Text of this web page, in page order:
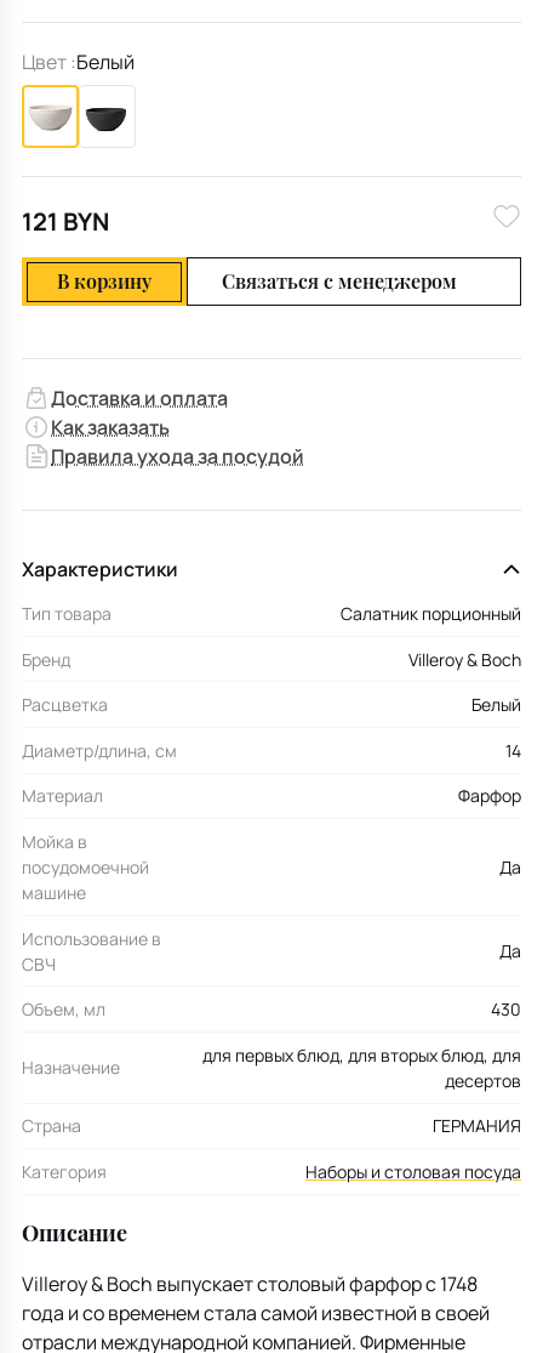
Цвет :Белый
121 BYN
В корзину Связаться с менеджером
Доставка и оплата
Как заказать
Правила ухода за посудой
Характеристики
Тип товара
Салатник порционный
Бренд
Villeroy & Boch
Расцветка
Белый
Диаметр/длина, см
14
Материал
Фарфор
Мойка в
посудомоечной
машине
Да
Использование в
СВЧ
Да
Объем, мл 430
Назначение
для первых блюд, для вторых блюд, для
десертов
Страна
ГЕРМАНИЯ
Категория
Наборы и столовая посуда
Описание
Villeroy & Boch выпускает столовый фарфор с 1748
года и со временем стала самой известной в своей
отрасли международной компанией. Фирменные